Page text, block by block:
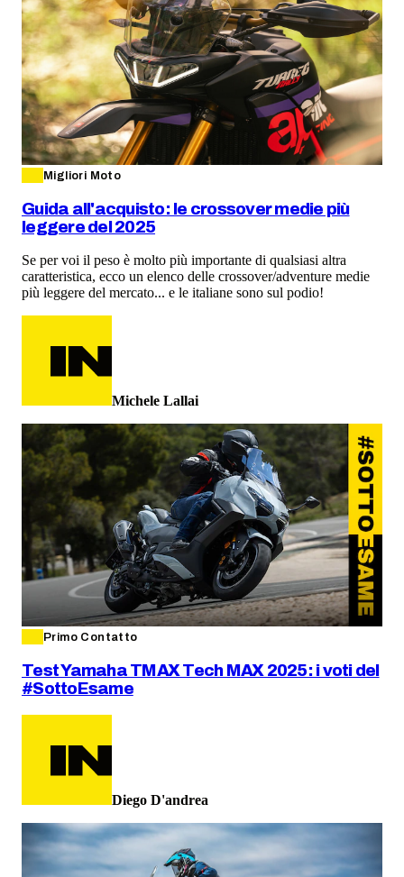
Migliori Moto
Guida all'acquisto: le crossover medie più
leggere del 2025
Se per voi il peso è molto più importante di qualsiasi altra
caratteristica, ecco un elenco delle crossover/adventure medie
più leggere del mercato... e le italiane sono sul podio!
Michele Lallai
Primo Contatto
Test Yamaha TMAX Tech MAX 2025: i voti del
#SottoEsame
Diego D'andrea